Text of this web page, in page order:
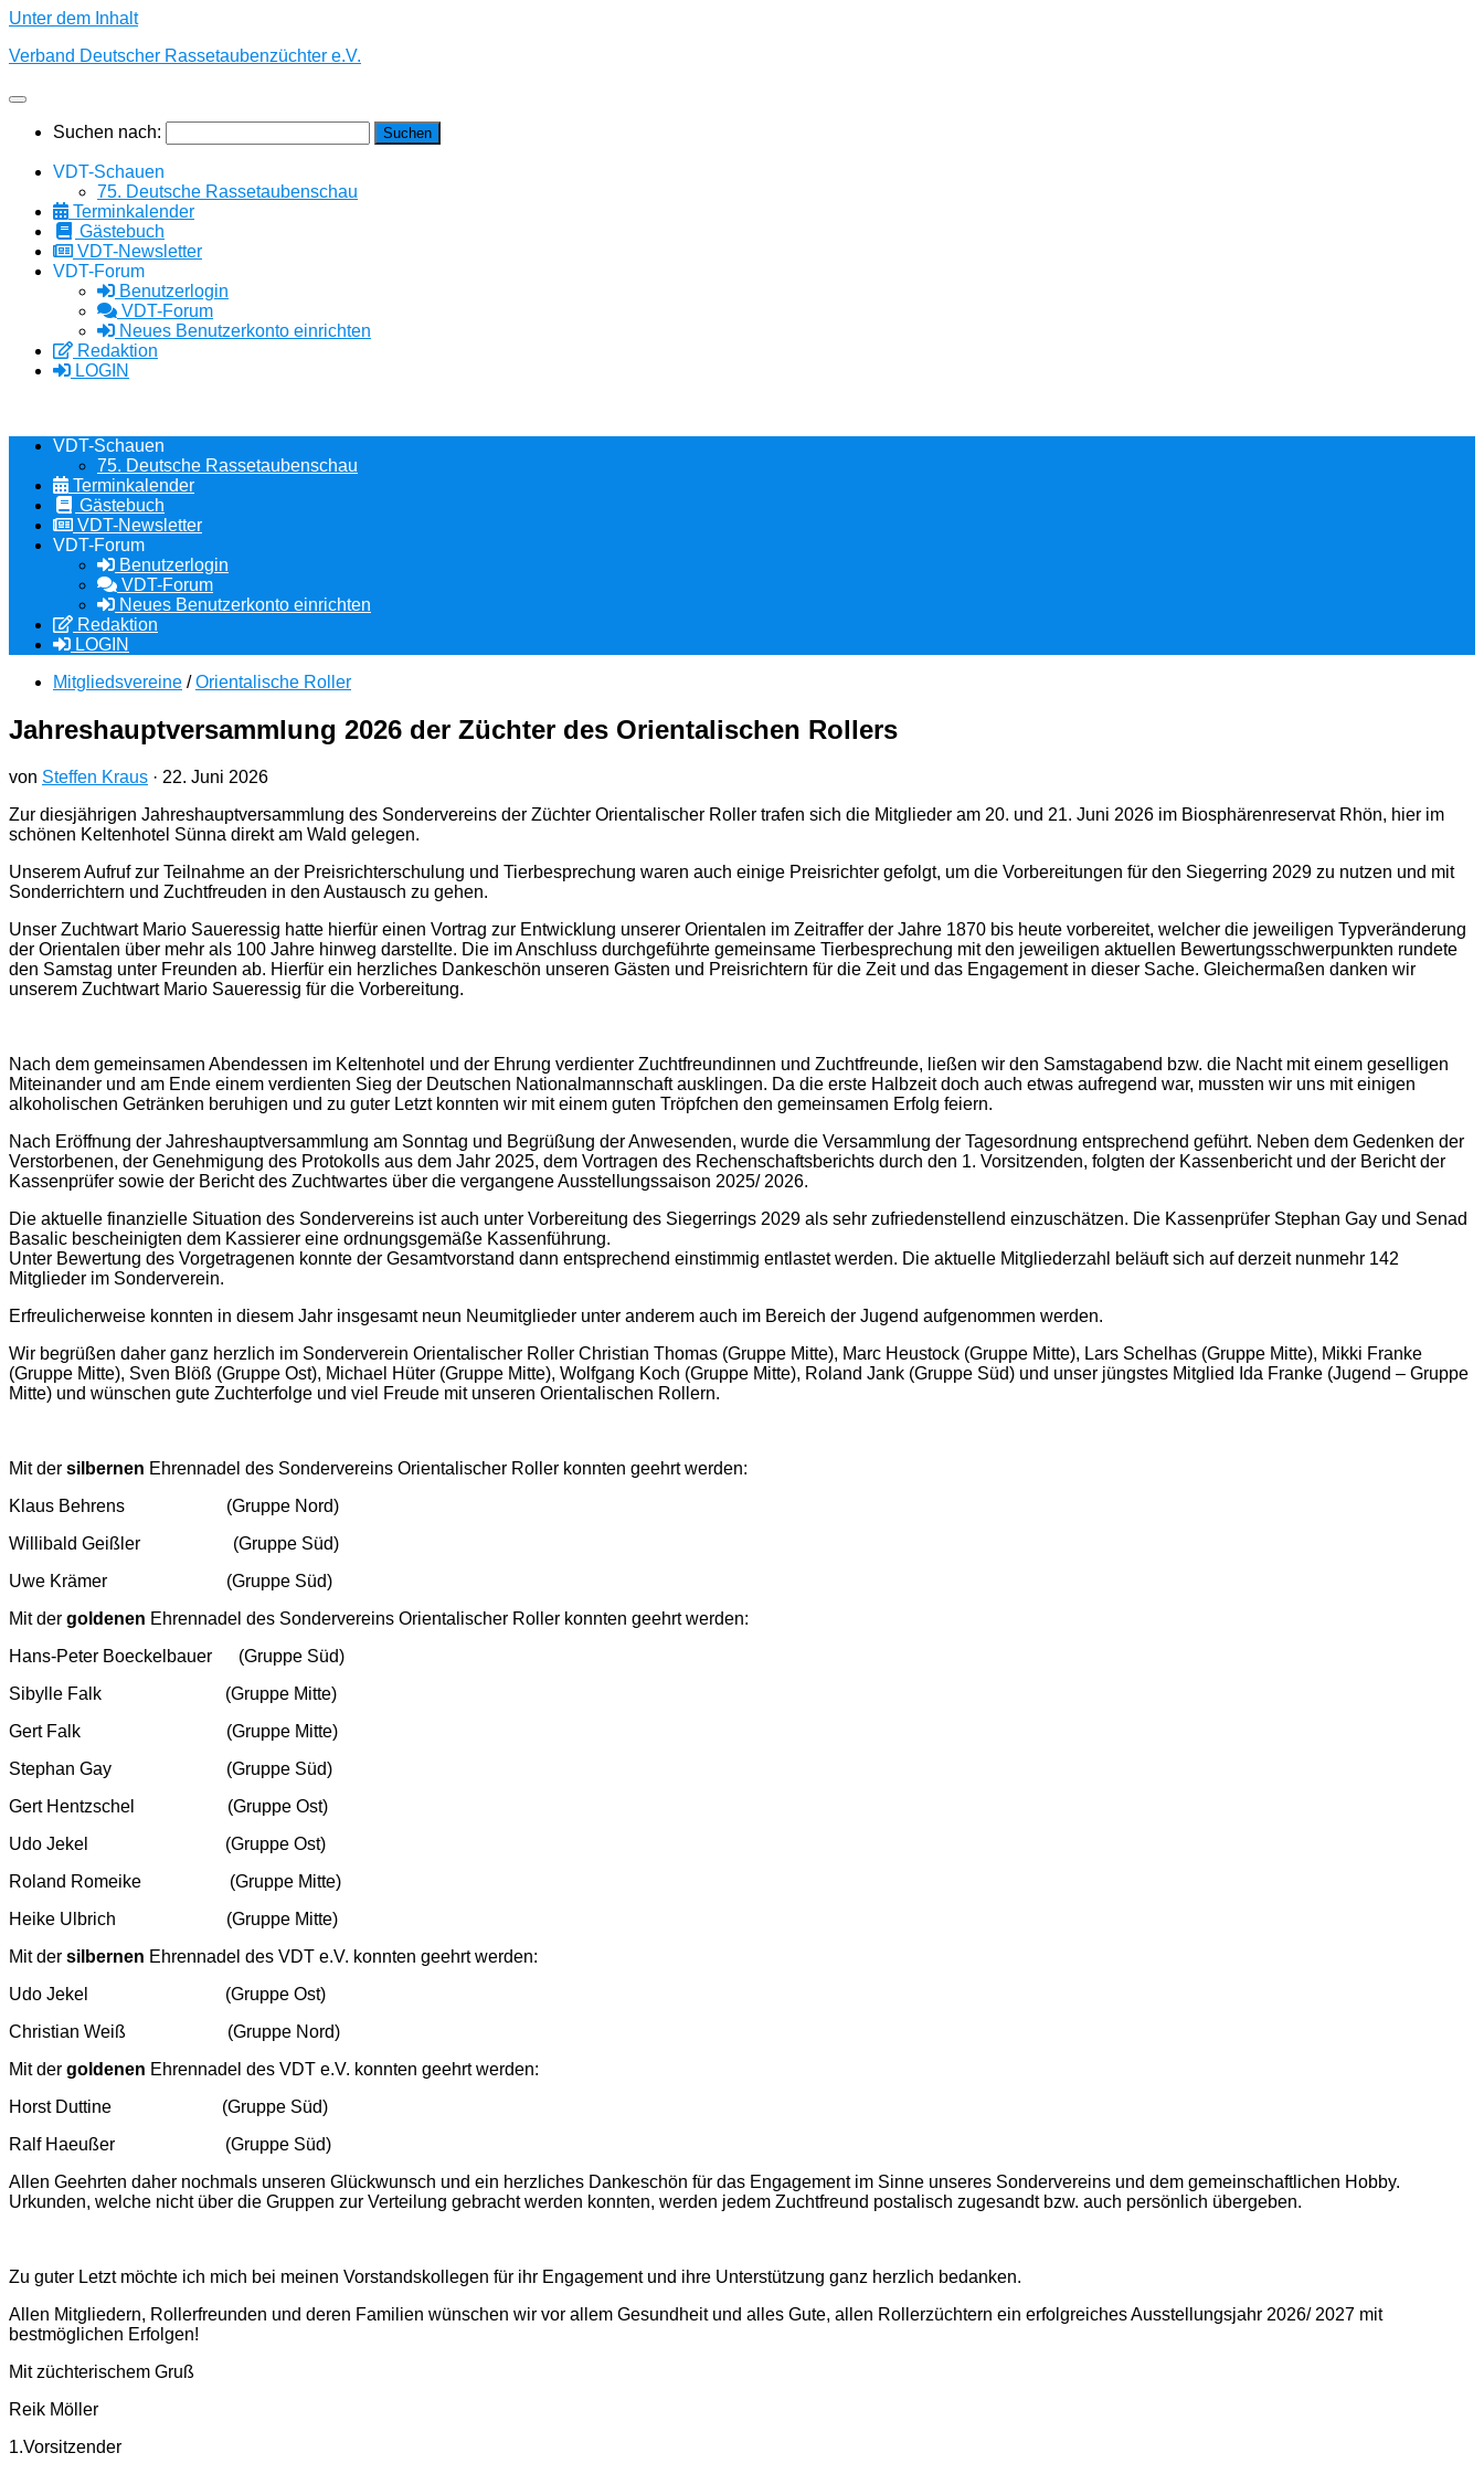
Unter dem Inhalt
Verband Deutscher Rassetaubenzüchter e.V.
Suchen nach:
VDT-Schauen
75. Deutsche Rassetaubenschau
Terminkalender
Gästebuch
VDT-Newsletter
VDT-Forum
Benutzerlogin
VDT-Forum
Neues Benutzerkonto einrichten
Redaktion
LOGIN
VDT-Schauen
75. Deutsche Rassetaubenschau
Terminkalender
Gästebuch
VDT-Newsletter
VDT-Forum
Benutzerlogin
VDT-Forum
Neues Benutzerkonto einrichten
Redaktion
LOGIN
Mitgliedsvereine / Orientalische Roller
Jahreshauptversammlung 2026 der Züchter des Orientalischen Rollers
von Steffen Kraus · 22. Juni 2026
Zur diesjährigen Jahreshauptversammlung des Sondervereins der Züchter Orientalischer Roller trafen sich die Mitglieder am 20. und 21. Juni 2026 im Biosphärenreservat Rhön, hier im
schönen Keltenhotel Sünna direkt am Wald gelegen.
Unserem Aufruf zur Teilnahme an der Preisrichterschulung und Tierbesprechung waren auch einige Preisrichter gefolgt, um die Vorbereitungen für den Siegerring 2029 zu nutzen und mit
Sonderrichtern und Zuchtfreuden in den Austausch zu gehen.
Unser Zuchtwart Mario Saueressig hatte hierfür einen Vortrag zur Entwicklung unserer Orientalen im Zeitraffer der Jahre 1870 bis heute vorbereitet, welcher die jeweiligen Typveränderung
der Orientalen über mehr als 100 Jahre hinweg darstellte. Die im Anschluss durchgeführte gemeinsame Tierbesprechung mit den jeweiligen aktuellen Bewertungsschwerpunkten rundete
den Samstag unter Freunden ab. Hierfür ein herzliches Dankeschön unseren Gästen und Preisrichtern für die Zeit und das Engagement in dieser Sache. Gleichermaßen danken wir
unserem Zuchtwart Mario Saueressig für die Vorbereitung.
Nach dem gemeinsamen Abendessen im Keltenhotel und der Ehrung verdienter Zuchtfreundinnen und Zuchtfreunde, ließen wir den Samstagabend bzw. die Nacht mit einem geselligen
Miteinander und am Ende einem verdienten Sieg der Deutschen Nationalmannschaft ausklingen. Da die erste Halbzeit doch auch etwas aufregend war, mussten wir uns mit einigen
alkoholischen Getränken beruhigen und zu guter Letzt konnten wir mit einem guten Tröpfchen den gemeinsamen Erfolg feiern.
Nach Eröffnung der Jahreshauptversammlung am Sonntag und Begrüßung der Anwesenden, wurde die Versammlung der Tagesordnung entsprechend geführt. Neben dem Gedenken der
Verstorbenen, der Genehmigung des Protokolls aus dem Jahr 2025, dem Vortragen des Rechenschaftsberichts durch den 1. Vorsitzenden, folgten der Kassenbericht und der Bericht der
Kassenprüfer sowie der Bericht des Zuchtwartes über die vergangene Ausstellungssaison 2025/ 2026.
Die aktuelle finanzielle Situation des Sondervereins ist auch unter Vorbereitung des Siegerrings 2029 als sehr zufriedenstellend einzuschätzen. Die Kassenprüfer Stephan Gay und Senad
Basalic bescheinigten dem Kassierer eine ordnungsgemäße Kassenführung.
Unter Bewertung des Vorgetragenen konnte der Gesamtvorstand dann entsprechend einstimmig entlastet werden. Die aktuelle Mitgliederzahl beläuft sich auf derzeit nunmehr 142
Mitglieder im Sonderverein.
Erfreulicherweise konnten in diesem Jahr insgesamt neun Neumitglieder unter anderem auch im Bereich der Jugend aufgenommen werden.
Wir begrüßen daher ganz herzlich im Sonderverein Orientalischer Roller Christian Thomas (Gruppe Mitte), Marc Heustock (Gruppe Mitte), Lars Schelhas (Gruppe Mitte), Mikki Franke
(Gruppe Mitte), Sven Blöß (Gruppe Ost), Michael Hüter (Gruppe Mitte), Wolfgang Koch (Gruppe Mitte), Roland Jank (Gruppe Süd) und unser jüngstes Mitglied Ida Franke (Jugend – Gruppe
Mitte) und wünschen gute Zuchterfolge und viel Freude mit unseren Orientalischen Rollern.
Mit der silbernen Ehrennadel des Sondervereins Orientalischer Roller konnten geehrt werden:
Klaus Behrens (Gruppe Nord)
Willibald Geißler (Gruppe Süd)
Uwe Krämer (Gruppe Süd)
Mit der goldenen Ehrennadel des Sondervereins Orientalischer Roller konnten geehrt werden:
Hans-Peter Boeckelbauer (Gruppe Süd)
Sibylle Falk (Gruppe Mitte)
Gert Falk (Gruppe Mitte)
Stephan Gay (Gruppe Süd)
Gert Hentzschel (Gruppe Ost)
Udo Jekel (Gruppe Ost)
Roland Romeike (Gruppe Mitte)
Heike Ulbrich (Gruppe Mitte)
Mit der silbernen Ehrennadel des VDT e.V. konnten geehrt werden:
Udo Jekel (Gruppe Ost)
Christian Weiß (Gruppe Nord)
Mit der goldenen Ehrennadel des VDT e.V. konnten geehrt werden:
Horst Duttine (Gruppe Süd)
Ralf Haeußer (Gruppe Süd)
Allen Geehrten daher nochmals unseren Glückwunsch und ein herzliches Dankeschön für das Engagement im Sinne unseres Sondervereins und dem gemeinschaftlichen Hobby.
Urkunden, welche nicht über die Gruppen zur Verteilung gebracht werden konnten, werden jedem Zuchtfreund postalisch zugesandt bzw. auch persönlich übergeben.
Zu guter Letzt möchte ich mich bei meinen Vorstandskollegen für ihr Engagement und ihre Unterstützung ganz herzlich bedanken.
Allen Mitgliedern, Rollerfreunden und deren Familien wünschen wir vor allem Gesundheit und alles Gute, allen Rollerzüchtern ein erfolgreiches Ausstellungsjahr 2026/ 2027 mit
bestmöglichen Erfolgen!
Mit züchterischem Gruß
Reik Möller
1.Vorsitzender